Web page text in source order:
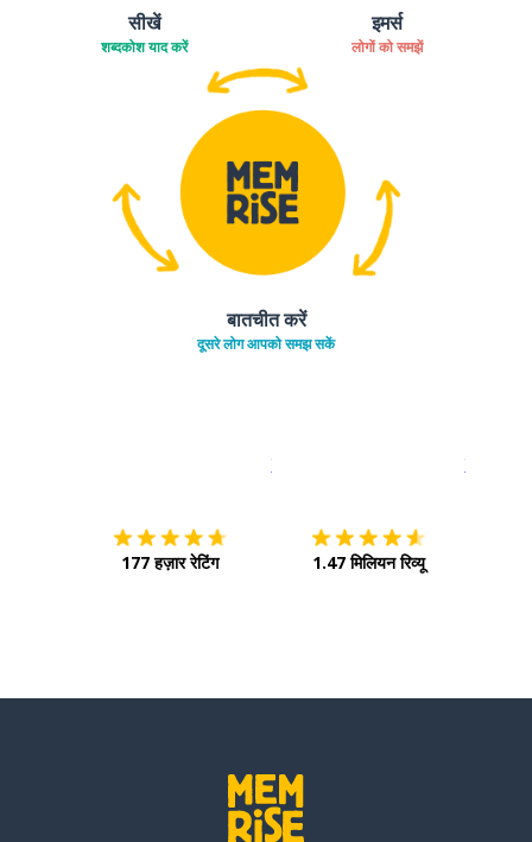
सीखें
शब्दकोश याद करें
इमर्स
लोगों को समझें
बातचीत करें
दूसरे लोग आपको समझ सकें
इस पर डाउनलोड करें ऐप स्टोर
177 हज़ार रेटिंग
इसे चालू
1.47 मिलियन रिव्यू